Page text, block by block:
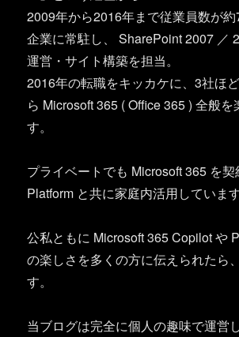
2009年から2016年まで従業員数が
企業に常駐し、 SharePoint 2007 ／
運営・サイト構築を担当。
2016年の転職をキッカケに、3社ほ
ら Microsoft 365 ( Office 365 ) 全般を
す。
プライベートでも Microsoft 365 を
Platform と共に家庭内活用しています
公私ともに Microsoft 365 Copilot や
の楽しさを多くの方に伝えられたら
す。
当ブログは完全に個人の趣味で運営